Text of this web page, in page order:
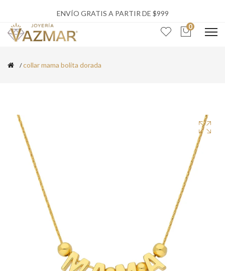
ENVÍO GRATIS A PARTIR DE $999
0
collar mama bolita dorada